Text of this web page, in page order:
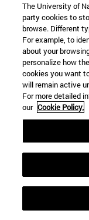
22 SEP
FUNCIÓN
Más
The University of
party cookies to
browse. Different
For example, to
about your
personalize how
cookies you want
will remain active
For more detailed
our Cookie Policy.